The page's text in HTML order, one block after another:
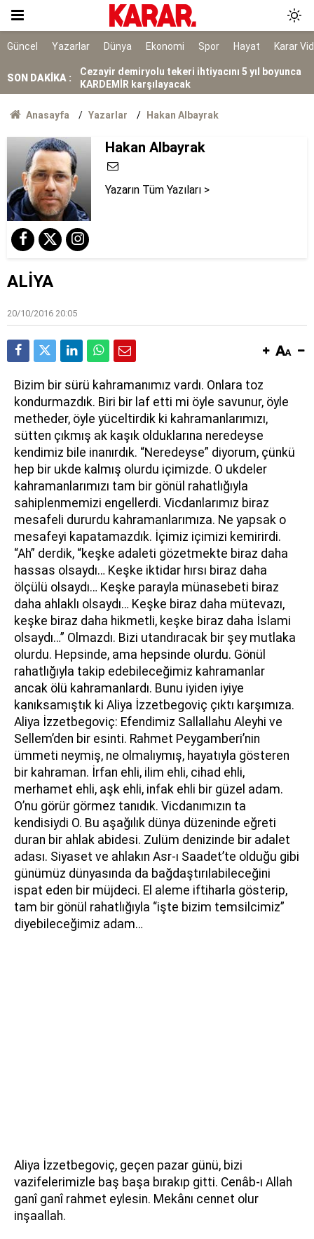
Güncel Yazarlar Dünya Ekonomi Spor Hayat Karar
SON DAKİKA :
Tahliye edilen Çaykara’dan ilk açıklama: İçimiz
Cezayir demiryolu tekeri ihtiyacını 5 yıl boyunca
Ferman padişahınsa meydanlar bizimdir
Farklılıklarımız bizi yekvücut kılacak
Dışarıda nefes alınamıyor ama buraya giren
mont arıyor
Bir vatan vazifesi
Kasım ayında başlıyor: Otobüsler Kocaeli,
Sakarya, Düzce, Bolu'da durmayacak
Anasayfa Yazarlar Hakan Albayrak
Hakan Albayrak
Yazarın Tüm Yazıları >
ALİYA
20/10/2016 20:05
Bizim bir sürü kahramanımız vardı. Onlara toz
kondurmazdık. Biri bir laf etti mi öyle savunur, öyle
metheder, öyle yüceltirdik ki kahramanlarımızı,
sütten çıkmış ak kaşık olduklarına neredeyse
kendimiz bile inanırdık. “Neredeyse” diyorum, çünkü
hep bir ukde kalmış olurdu içimizde. O ukdeler
kahramanlarımızı tam bir gönül rahatlığıyla
sahiplenmemizi engellerdi. Vicdanlarımız biraz
mesafeli dururdu kahramanlarımıza. Ne yapsak o
mesafeyi kapatamazdık. İçimiz içimizi kemirirdi.
“Ah” derdik, “keşke adaleti gözetmekte biraz daha
hassas olsaydı… Keşke iktidar hırsı biraz daha
ölçülü olsaydı… Keşke parayla münasebeti biraz
daha ahlaklı olsaydı… Keşke biraz daha mütevazı,
keşke biraz daha hikmetli, keşke biraz daha İslami
olsaydı…” Olmazdı. Bizi utandıracak bir şey mutlaka
olurdu. Hepsinde, ama hepsinde olurdu. Gönül
rahatlığıyla takip edebileceğimiz kahramanlar
ancak ölü kahramanlardı. Bunu iyiden iyiye
kanıksamıştık ki Aliya İzzetbegoviç çıktı karşımıza.
Aliya İzzetbegoviç: Efendimiz Sallallahu Aleyhi ve
Sellem’den bir esinti. Rahmet Peygamberi’nin
ümmeti neymiş, ne olmalıymış, hayatıyla gösteren
bir kahraman. İrfan ehli, ilim ehli, cihad ehli,
merhamet ehli, aşk ehli, infak ehli bir güzel adam.
O’nu görür görmez tanıdık. Vicdanımızın ta
kendisiydi O. Bu aşağılık dünya düzeninde eğreti
duran bir ahlak abidesi. Zulüm denizinde bir adalet
adası. Siyaset ve ahlakın Asr-ı Saadet’te olduğu gibi
günümüz dünyasında da bağdaştırılabileceğini
ispat eden bir müjdeci. El aleme iftiharla gösterip,
tam bir gönül rahatlığıyla “işte bizim temsilcimiz”
diyebileceğimiz adam…
Aliya İzzetbegoviç, geçen pazar günü, bizi
vazifelerimizle baş başa bırakıp gitti. Cenâb-ı Allah
ganî ganî rahmet eylesin. Mekânı cennet olur
inşaallah.